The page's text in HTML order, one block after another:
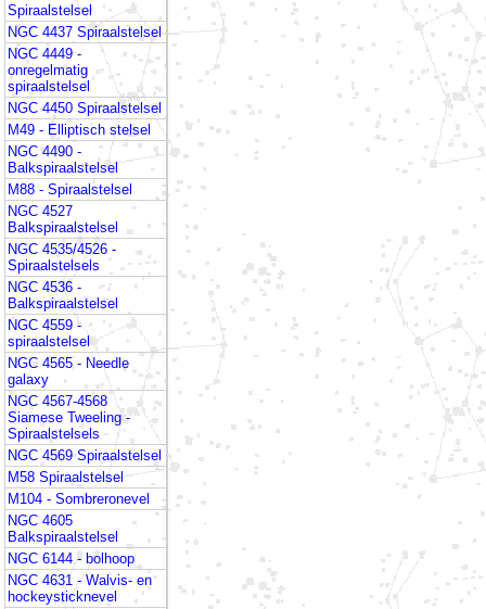
Spiraalstelsel
NGC 4437 Spiraalstelsel
NGC 4449 -
onregelmatig
spiraalstelsel
NGC 4450 Spiraalstelsel
M49 - Elliptisch stelsel
NGC 4490 -
Balkspiraalstelsel
M88 - Spiraalstelsel
NGC 4527
Balkspiraalstelsel
NGC 4535/4526 -
Spiraalstelsels
NGC 4536 -
Balkspiraalstelsel
NGC 4559 -
spiraalstelsel
NGC 4565 - Needle
galaxy
NGC 4567-4568
Siamese Tweeling -
Spiraalstelsels
NGC 4569 Spiraalstelsel
M58 Spiraalstelsel
M104 - Sombreronevel
NGC 4605
Balkspiraalstelsel
NGC 6144 - bolhoop
NGC 4631 - Walvis- en
hockeysticknevel